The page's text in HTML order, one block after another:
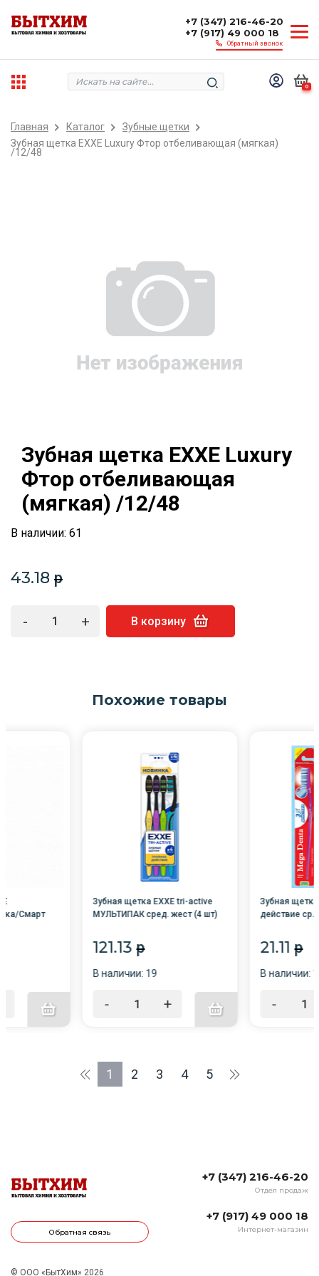
+7 (347) 216-46-20
+7 (917) 49 000 18
Обратный звонок
0
Главная Каталог
Зубные щетки
Зубная щетка EXXE Luxury Фтор отбеливающая (мягкая)
/12/48
Зубная щетка EXXE Luxury
Фтор отбеливающая
(мягкая) /12/48
В наличии: 61
43.18 p
- + В корзину
Похожие товары
Смарт
Зубная щетка EXXE tri-active
МУЛЬТИПАК сред. жест (4 шт)
121.13 p
В наличии: 19
- +
Зубная
действие ср.
21.11 p
В наличии:
-
1 2 3 4 5
Обратная связь
+7 (347) 216-46-20
Отдел продаж
+7 (917) 49 000 18
Интернет-магазин
© ООО «БытХим» 2026